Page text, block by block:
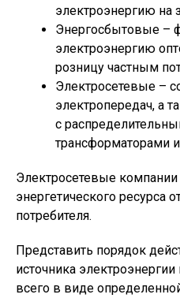
электроэнергию на
Энергосбытовые –
электроэнергию
розницу частным
Электросетевые –
электропередач, а
с
трансформаторами
Электросетевые
энергетического ресурса
потребителя.
Представить порядок
источника
всего в виде